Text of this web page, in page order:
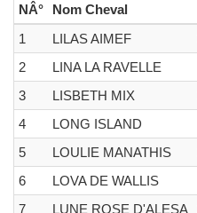
NÂ° Nom Cheval
1
LILAS AIMEF
2
LINA LA RAVELLE
3
LISBETH MIX
4
LONG ISLAND
5
LOULIE MANATHIS
6
LOVA DE WALLIS
7
LUNE ROSE D'ALESA